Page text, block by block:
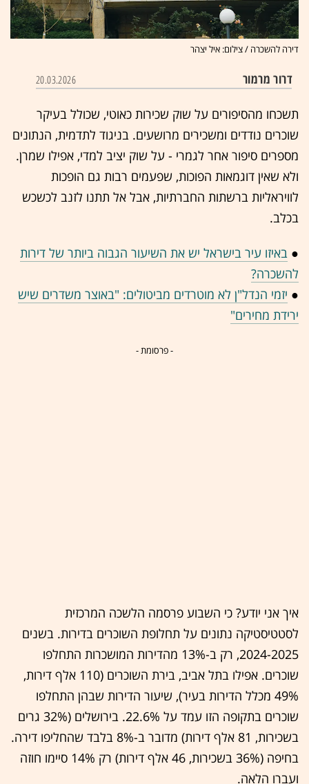
דירה להשכרה / צילום: איל יצהר
דרור מרמור 20.03.2026
תשכחו מהסיפורים על שוק שכירות כאוטי, שכולל בעיקר
שוכרים נודדים ומשכירים מרושעים. בניגוד לתדמית, הנתונים
מספרים סיפור אחר לגמרי - על שוק יציב למדי, אפילו שמרן.
ולא שאין דוגמאות הפוכות, שפעמים רבות גם הופכות
לוויראליות ברשתות החברתיות, אבל אל תתנו לזנב לכשכש
בכלב.
● באיזו עיר בישראל יש את השיעור הגבוה ביותר של דירות
להשכרה?
● יזמי הנדל"ן לא מוטרדים מביטולים: "באוצר משדרים שיש
ירידת מחירים"
- פרסומת -
איך אני יודע? כי השבוע פרסמה הלשכה המרכזית
לסטטיסטיקה נתונים על תחלופת השוכרים בדירות. בשנים
2024-2025, רק ב-13% מהדירות המושכרות התחלפו
שוכרים. אפילו בתל אביב, בירת השוכרים (110 אלף דירות,
49% מכלל הדירות בעיר), שיעור הדירות שבהן התחלפו
שוכרים בתקופה הזו עמד על 22.6%. בירושלים (32% גרים
בשכירות, 81 אלף דירות) מדובר ב-8% בלבד שהחליפו דירה.
בחיפה (36% בשכירות, 46 אלף דירות) רק 14% סיימו חוזה
ועברו הלאה.